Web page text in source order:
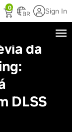
0
BR Sign In
da
DLSS